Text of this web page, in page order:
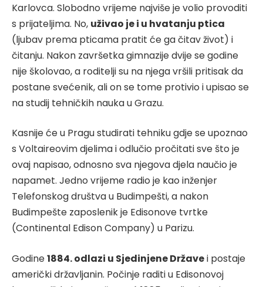
Karlovca. Slobodno vrijeme najviše je volio provoditi
s prijateljima. No, uživao je i u hvatanju ptica
(ljubav prema pticama pratit će ga čitav život) i
čitanju. Nakon završetka gimnazije dvije se godine
nije školovao, a roditelji su na njega vršili pritisak da
postane svećenik, ali on se tome protivio i upisao se
na studij tehničkih nauka u Grazu.
Kasnije će u Pragu studirati tehniku gdje se upoznao
s Voltaireovim djelima i odlučio pročitati sve što je
ovaj napisao, odnosno sva njegova djela naučio je
napamet. Jedno vrijeme radio je kao inženjer
Telefonskog društva u Budimpešti, a nakon
Budimpešte zaposlenik je Edisonove tvrtke
(Continental Edison Company) u Parizu.
Godine1884. odlazi u Sjedinjene Državei postaje
američki državljanin. Počinje raditi u Edisonovoj